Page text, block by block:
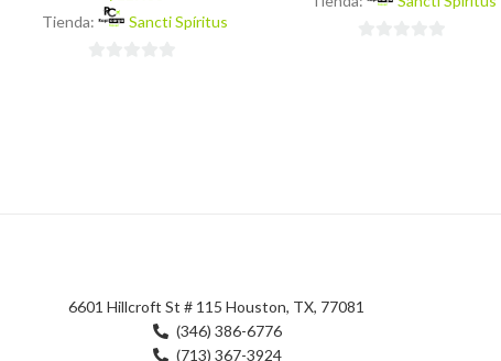
Tienda:
Sancti Spíritus
6601 Hillcroft St # 115 Houston, TX, 77081
(346) 386-6776
(713) 367-3924